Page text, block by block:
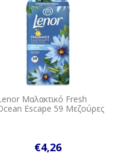
Mαλακτικό Fresh
Escape 59 Mεζούρες
€4,26